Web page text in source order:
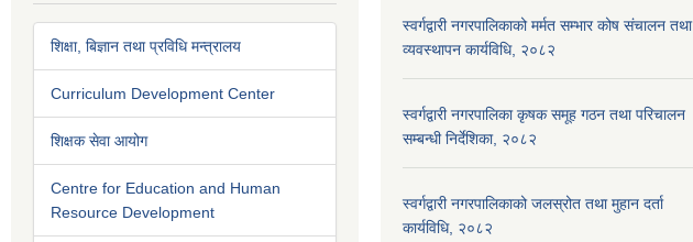
शिक्षा, बिज्ञान तथा प्रविधि मन्त्रालय
Curriculum Development Center
शिक्षक सेवा आयोग
Centre for Education and Human
Resource Development
स्वर्गद्वारी नगरपालिकाको मर्मत सम्भार कोष संचालन तथा
व्यवस्थापन कार्यविधि, २०८२
स्वर्गद्वारी नगरपालिका कृषक समूह गठन तथा परिचालन
सम्बन्धी निर्देशिका, २०८२
स्वर्गद्वारी नगरपालिकाको जलस्रोत तथा मुहान दर्ता
कार्यविधि, २०८२